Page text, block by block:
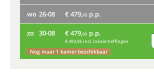
wo 26-08 € 479,95 p.p.
zo 30-08 € 479,95 p.p.
€ 493,95 incl. lokale heffingen
Nog maar 1 kamer beschikbaar